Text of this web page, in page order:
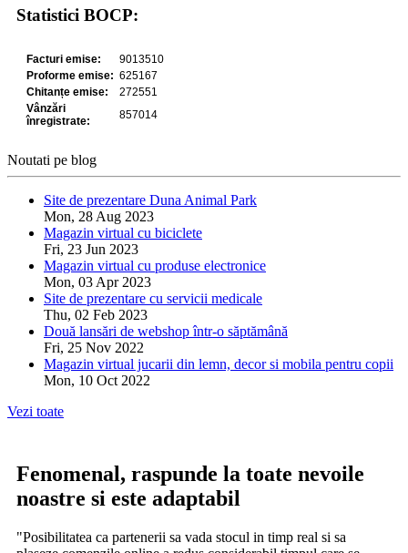
Statistici BOCP:
Noutati pe blog
Site de prezentare Duna Animal Park
Mon, 28 Aug 2023
Magazin virtual cu biciclete
Fri, 23 Jun 2023
Magazin virtual cu produse electronice
Mon, 03 Apr 2023
Site de prezentare cu servicii medicale
Thu, 02 Feb 2023
Două lansări de webshop într-o săptămână
Fri, 25 Nov 2022
Magazin virtual jucarii din lemn, decor si mobila pentru copii
Mon, 10 Oct 2022
Vezi toate
Fenomenal, raspunde la toate nevoile
noastre si este adaptabil
"Posibilitatea ca partenerii sa vada stocul in timp real si sa